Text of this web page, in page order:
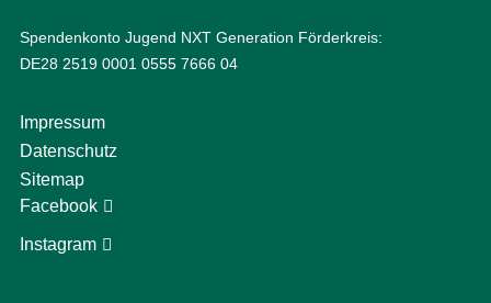
Spendenkonto Jugend NXT Generation Förderkreis:
DE28 2519 0001 0555 7666 04
Impressum
Datenschutz
Sitemap
Facebook
Instagram